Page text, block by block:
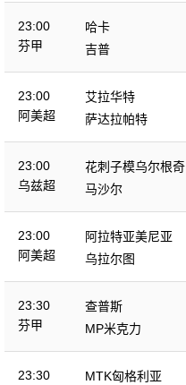
23:00
芬甲
哈卡
吉普
23:00
阿美超
艾拉华特
萨达拉帕特
23:00
乌兹超
花刺子模乌尔根奇
马沙尔
23:00
阿美超
阿拉特亚美尼亚
乌拉尔图
23:30
芬甲
查普斯
MP米克力
23:30
MTK匈格利亚